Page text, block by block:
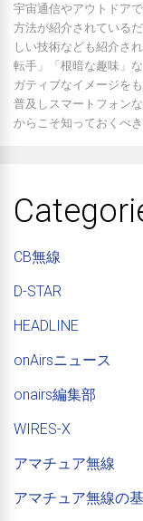
宇宙通信やアウトドア
方法が紹介されている
しい技術なども紹介さ
転手」「根暗な趣味」
ガティブなイメージを
普及しスマートフォン
からこそ知っておくべ
CB無線
D-STAR
HEADLINE
onAirsニュース
onairs編集部
WIRES-X
アマチュア無線
アマチュア無線の